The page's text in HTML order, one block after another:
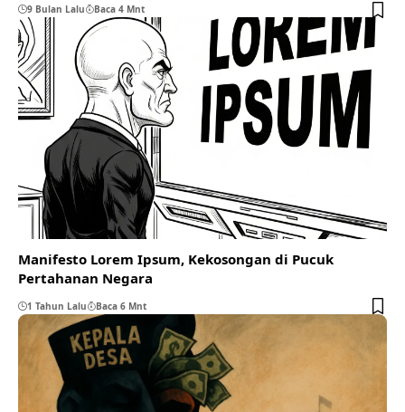
9 Bulan Lalu Baca 4 Mnt
Manifesto Lorem Ipsum, Kekosongan di Pucuk
Pertahanan Negara
1 Tahun Lalu Baca 6 Mnt